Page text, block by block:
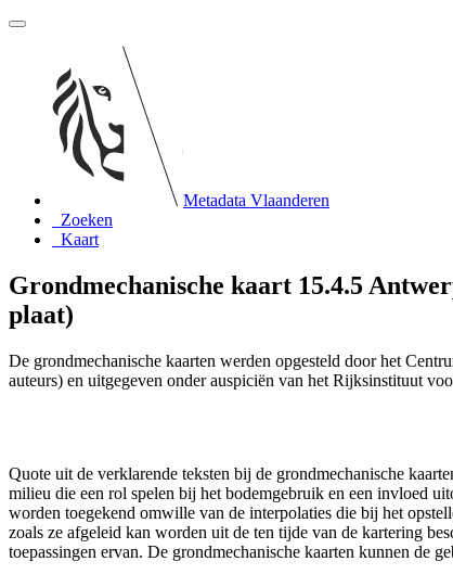
Metadata Vlaanderen
Zoeken
Kaart
Grondmechanische kaart 15.4.5
plaat)
De grondmechanische kaarten werden opgesteld door het
auteurs) en uitgegeven onder auspiciën van het Rijksinstituut
Quote uit de verklarende teksten bij de grondmechanische
milieu die een rol spelen bij het bodemgebruik en een invloed
worden toegekend omwille van de interpolaties die bij het
zoals ze afgeleid kan worden uit de ten tijde van de kartering
toepassingen ervan. De grondmechanische kaarten kunnen de